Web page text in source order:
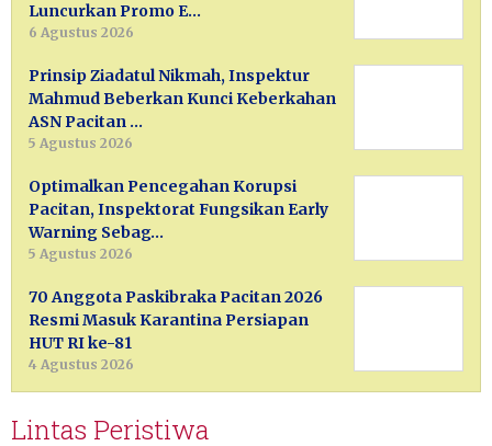
Luncurkan Promo E…
6 Agustus 2026
Prinsip Ziadatul Nikmah, Inspektur
Mahmud Beberkan Kunci Keberkahan
ASN Pacitan …
5 Agustus 2026
Optimalkan Pencegahan Korupsi
Pacitan, Inspektorat Fungsikan Early
Warning Sebag…
5 Agustus 2026
70 Anggota Paskibraka Pacitan 2026
Resmi Masuk Karantina Persiapan
HUT RI ke-81
4 Agustus 2026
Lintas Peristiwa